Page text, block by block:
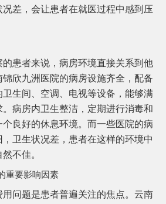
差，会让患者在就医过程中感到压
的患者来说，病房环境直接关系到他
欣九洲医院的病房设施齐全，配备
生间、空调、电视等设备，能够满
病房内卫生整洁，定期进行消毒和
良好的休息环境。而一些医院的病
卫生状况差，患者在这样的环境中
不佳。
重要影响因素
问题是患者普遍关注的焦点。云南